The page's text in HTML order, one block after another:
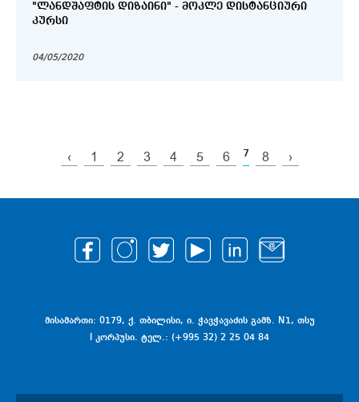
"ᲚᲐᲜᲓᲨᲐᲤᲢᲘᲡ ᲓᲘᲖᲐᲘᲜᲘ" - ᲛᲝᲙᲚᲔ ᲓᲘᲡᲢᲐᲜᲪᲘᲣᲠᲘ
ᲙᲣᲠᲡᲘ
04/05/2020
‹ 1 2 3 4 5 6 7 8 ›
მისამართი: 0179, ქ. თბილისი, ი. ჭავჭავაძის გამზ. N1, თსუ
I კორპუსი. ტელ.: (+995 32) 2 25 04 84